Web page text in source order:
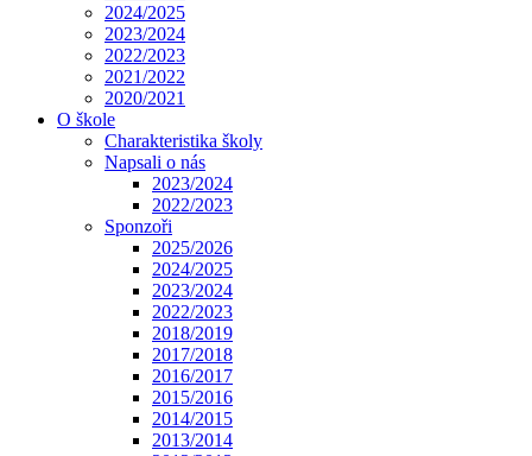
2024/2025
2023/2024
2022/2023
2021/2022
2020/2021
O škole
Charakteristika školy
Napsali o nás
2023/2024
2022/2023
Sponzoři
2025/2026
2024/2025
2023/2024
2022/2023
2018/2019
2017/2018
2016/2017
2015/2016
2014/2015
2013/2014